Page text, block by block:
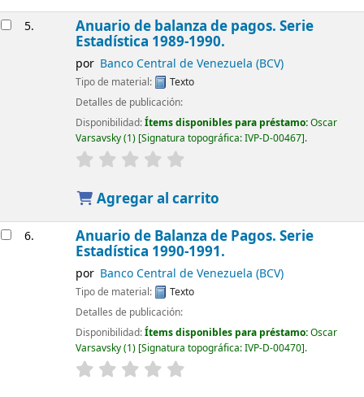
5. Anuario de balanza de pagos. Serie
Estadística 1989-1990.
por Banco Central de Venezuela (BCV)
Tipo de material:
Texto
Detalles de publicación:
Disponibilidad:Ítems disponibles para préstamo:Oscar
Varsavsky(1) Signatura topográfica:IVP-D-00467 .
Agregar al carrito
6. Anuario de Balanza de Pagos. Serie
Estadística 1990-1991.
por Banco Central de Venezuela (BCV)
Tipo de material:
Texto
Detalles de publicación:
Disponibilidad:Ítems disponibles para préstamo:Oscar
Varsavsky(1) Signatura topográfica:IVP-D-00470 .